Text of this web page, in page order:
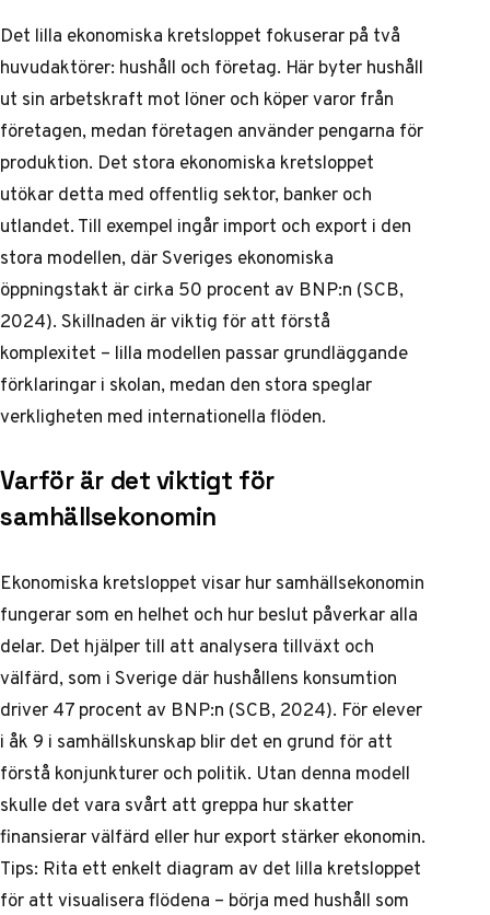
Det lilla ekonomiska kretsloppet fokuserar på två
huvudaktörer: hushåll och företag. Här byter hushåll
ut sin arbetskraft mot löner och köper varor från
företagen, medan företagen använder pengarna för
produktion. Det stora ekonomiska kretsloppet
utökar detta med offentlig sektor, banker och
utlandet. Till exempel ingår import och export i den
stora modellen, där Sveriges ekonomiska
öppningstakt är cirka 50 procent av BNP:n (SCB,
2024). Skillnaden är viktig för att förstå
komplexitet – lilla modellen passar grundläggande
förklaringar i skolan, medan den stora speglar
verkligheten med internationella flöden.
Varför är det viktigt för
samhällsekonomin
Ekonomiska kretsloppet visar hur samhällsekonomin
fungerar som en helhet och hur beslut påverkar alla
delar. Det hjälper till att analysera tillväxt och
välfärd, som i Sverige där hushållens konsumtion
driver 47 procent av BNP:n (SCB, 2024). För elever
i åk 9 i samhällskunskap blir det en grund för att
förstå konjunkturer och politik. Utan denna modell
skulle det vara svårt att greppa hur skatter
finansierar välfärd eller hur export stärker ekonomin.
Tips: Rita ett enkelt diagram av det lilla kretsloppet
för att visualisera flödena – börja med hushåll som